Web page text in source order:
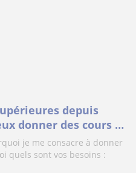
depuis
donner des cours à
très variés.
je me consacre à donner
quels sont vos besoins :